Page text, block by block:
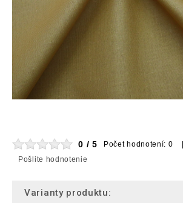
0 / 5
Počet hodnotení: 0 |
Pošlite hodnotenie
Varianty produktu: